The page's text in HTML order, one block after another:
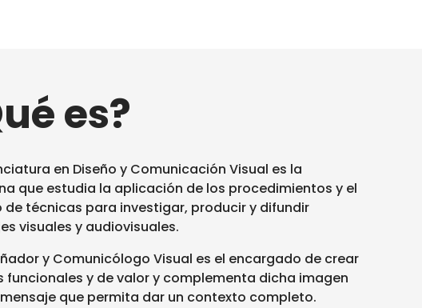
es?
en Diseño y Comunicación Visual es la
que estudia la aplicación de los procedimientos y el
de técnicas para investigar, producir y difundir
visuales y audiovisuales.
y Comunicólogo Visual es el encargado de crear
funcionales y de valor y complementa dicha imagen
que permita dar un contexto completo.